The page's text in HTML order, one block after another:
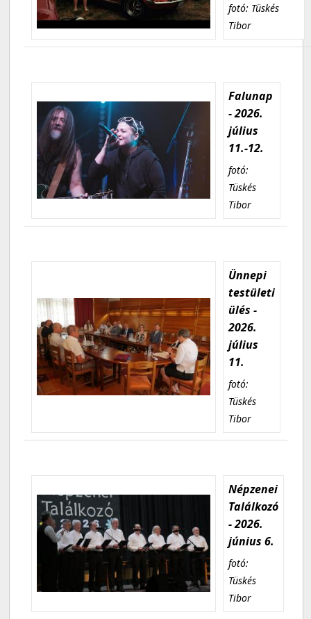
fotó: Tüskés
Tibor
Falunap
- 2026.
július
11.-12.
fotó:
Tüskés
Tibor
Ünnepi
testületi
ülés -
2026.
július
11.
fotó:
Tüskés
Tibor
Népzenei
Találkozó
- 2026.
június 6.
fotó:
Tüskés
Tibor